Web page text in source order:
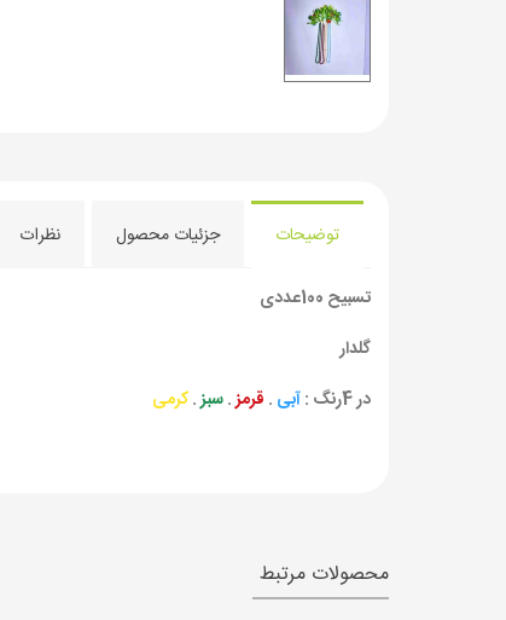
توضیحات جزئیات محصول نظرات
تسبیح 100عددی
گلدار
در 4رنگ :
آبی . قرمز.سبز.کرمی
محصولات مرتبط